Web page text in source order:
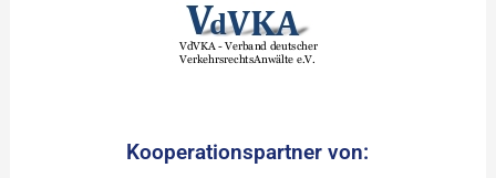
Kooperationspartner von: